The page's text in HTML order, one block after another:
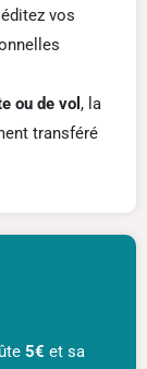
vos
ou de vol , la
transféré
5€ et sa